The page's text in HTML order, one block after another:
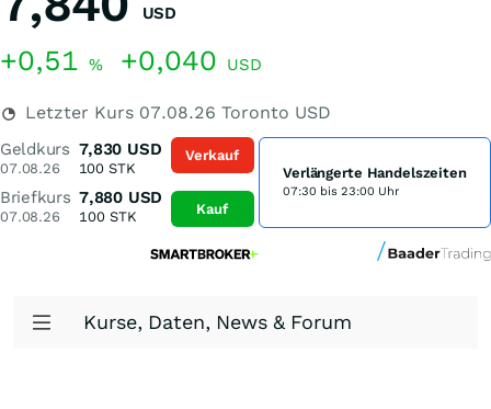
USD
+0,51 % +0,040 USD
Letzter Kurs 07.08.26 Toronto USD
Geldkurs
07.08.26
7,830 USD
100 STK
Briefkurs
07.08.26
7,880 USD
100STK
Verkauf
Kauf
Verlängerte Handelszeiten
07:30 bis 23:00 Uhr
Kurse, Daten, News & Forum